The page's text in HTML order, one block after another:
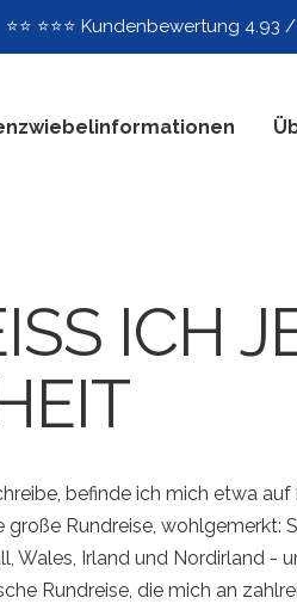
⭐️⭐️ ⭐️⭐️⭐️ Kundenbewertung 4.93
ICH
befinde ich mich etwa
große Rundreise, wohlgemerkt:
Wales, Irland und Nordirland -
Rundreise, die mich an